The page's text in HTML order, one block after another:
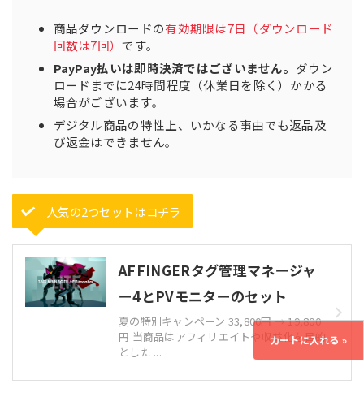
い、表示が異なる、崩れるなど）
WordPressの「設定」＞「一般」＞「タイムゾー
ン」は「東京」でご利用ください
機種、端末（タブレット等）、バージョンなどに
よって表示の有無や差異が生じる場合がございま
機能によっては他社サービス（各種SNSやプラグ
イン、Googleなど）のAPI等を使用しており、仕
機能や各種設定及び仕様などは変更又は削除され
機能、設定は意図した状態が正常に反映されてい
るか必ずご確認下さい。
商品は購入ユーザー（個人単位）の所有するWeb
サイトに限り複数でもご利用頂けます（ご家族や
親戚、会社関係を含めご関係性によらず「ユーザ
ー様（個人）単位」となります）。
第三者への商品の配布、譲渡は固く禁止しており
商品ダウンロードの有効期限は7日（ダウンロード
回数は7回）です。
PayPay払いは即時決済ではございません。 ダウン
ロードまでに24時間程度（休業日を除く）かかる
場合がございます。
デジタル商品の特性上、いかなる事由でも返品及
び返金はできません。
人気の2つセットはコチラ
AFFINGERタグ管理マネージャ
ー4とPVモニターのセット
夏の特別キャンペーン 33,800円 → 19,800
円 当商品はアフィリエイトや収益化を目的
とした ...